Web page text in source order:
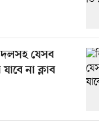
দলসহ যেসব
না ক্লাব